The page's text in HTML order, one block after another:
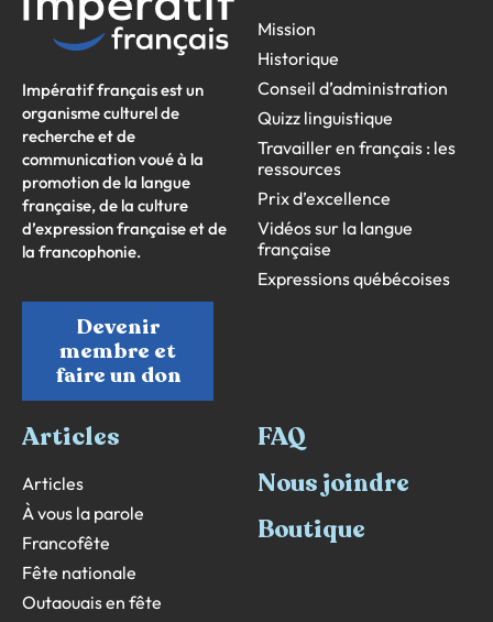
Impératif français est un
organisme culturel de
recherche et de
communication voué à la
promotion de la langue
française, de la culture
d’expression française et de
la francophonie.
Devenir
membre et
faire un don
Mission
Historique
Conseil d’administration
Quizz linguistique
Travailler en français : les
ressources
Prix d’excellence
Vidéos sur la langue
française
Expressions québécoises
Articles
Articles
À vous la parole
Francofête
Fête nationale
Outaouais en fête
FAQ
Nous joindre
Boutique